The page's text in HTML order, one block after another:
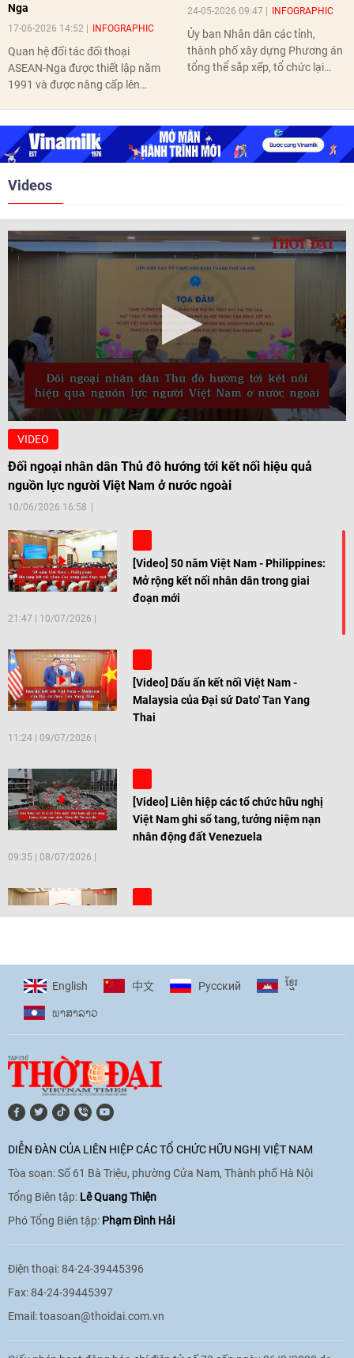
Nga
17-06-2026 14:52 INFOGRAPHIC
Quan hệ đối tác đối thoại
ASEAN-Nga được thiết lập năm
1991 và được nâng cấp lên
nghị Cấp cao vào các năm 2005,
2010, 2016, 2018, 2021.
24-05-2026 09:47 INFOGRAPHIC
Ủy ban Nhân dân các tỉnh,
thành phố xây dựng Phương án
tổng thể sắp xếp, tổ chức lại
Videos
VIDEO
Đối ngoại nhân dân Thủ đô hướng tới kết nối hiệu quả
nguồn lực người Việt Nam ở nước ngoài
10/06/2026 16:58
[Video] 50 năm Việt Nam - Philippines:
Mở rộng kết nối nhân dân trong giai
đoạn mới
21:47 10/07/2026
[Video] Dấu ấn kết nối Việt Nam -
Malaysia của Đại sứ Dato' Tan Yang
Thai
11:24 09/07/2026
[Video] Liên hiệp các tổ chức hữu nghị
Việt Nam ghi sổ tang, tưởng niệm nạn
nhân động đất Venezuela
09:35 08/07/2026
[Video] Trẻ em Đông Á cùng kiến tạo
11:10|17/06/2026
hòa bình, hữu nghị giữa các dân tộc"
cho Đại sứ Hungary tại Việt Nam
17:25| 13/06/2026
English 中文 Pусский ខ្មែរ
ພາ​ສາ​ລາວ
DIỄN ĐÀN CỦA LIÊN HIỆP CÁC TỔ CHỨC HỮU NGHỊ VIỆT NAM
Tòa soạn: Số 61 Bà Triệu, phường Cửa Nam, Thành phố Hà Nội
Tổng Biên tập: Lê Quang Thiện
Phó Tổng Biên tập: Phạm Đình Hải
Điện thoại: 84-24-39445396
Fax: 84-24-39445397
Email:toasoan@thoidai.com.vn